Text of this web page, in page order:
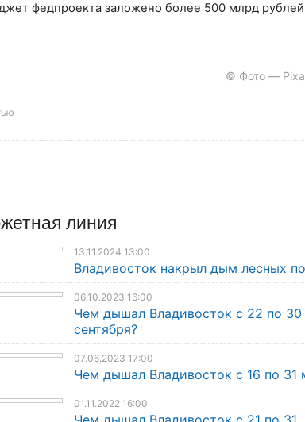
федпроекта заложено более 500 млрд
© Фото —
линия
13.11.2024 13:00
Владивосток накрыл дым лесных
06.10.2023 16:00
Чем дышал Владивосток с 22 по 30
сентября?
07.06.2023 17:00
Чем дышал Владивосток с 16 по 31
01.11.2022 16:00